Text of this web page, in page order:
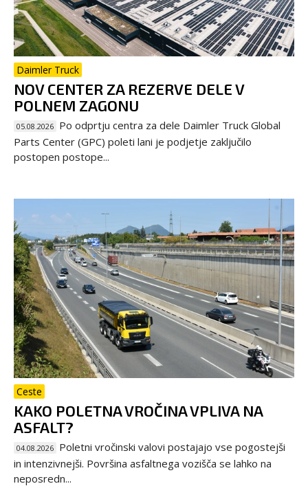
Daimler Truck
NOV CENTER ZA REZERVE DELE V
POLNEM ZAGONU
05.08.2026 Po odprtju centra za dele Daimler Truck Global
Parts Center (GPC) poleti lani je podjetje zaključilo
postopen postope...
Ceste
KAKO POLETNA VROČINA VPLIVA NA
ASFALT?
04.08.2026 Poletni vročinski valovi postajajo vse pogostejši
in intenzivnejši. Površina asfaltnega vozišča se lahko na
neposredn...